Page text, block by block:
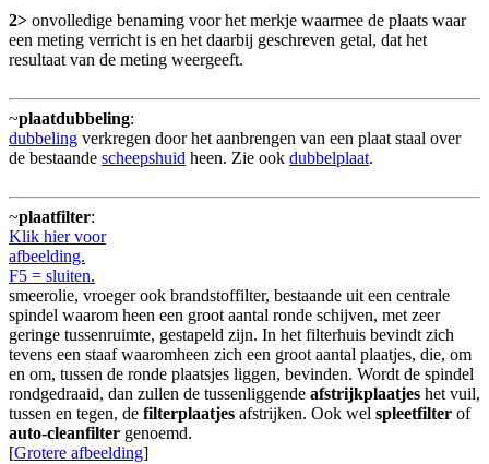
2> onvolledige benaming voor het merkje waarmee de plaats waar
een meting verricht is en het daarbij geschreven getal, dat het
resultaat van de meting weergeeft.
~plaatdubbeling:
dubbeling verkregen door het aanbrengen van een plaat staal over
de bestaande scheepshuid heen. Zie ook dubbelplaat.
~plaatfilter:
Klik hier voor
afbeelding.
F5 = sluiten.
smeerolie, vroeger ook brandstoffilter, bestaande uit een centrale
spindel waarom heen een groot aantal ronde schijven, met zeer
geringe tussenruimte, gestapeld zijn. In het filterhuis bevindt zich
tevens een staaf waaromheen zich een groot aantal plaatjes, die, om
en om, tussen de ronde plaatsjes liggen, bevinden. Wordt de spindel
rondgedraaid, dan zullen de tussenliggende afstrijkplaatjes het vuil,
tussen en tegen, de filterplaatjes afstrijken. Ook wel spleetfilter of
auto-cleanfilter genoemd.
[Grotere afbeelding]